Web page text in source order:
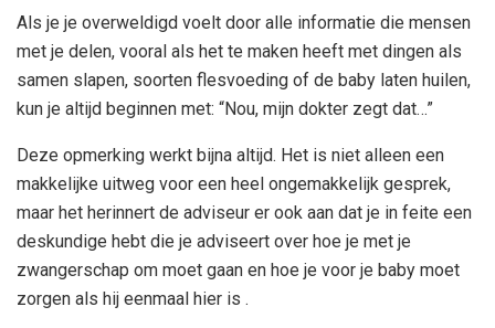
Als je je overweldigd voelt door alle informatie die mensen
met je delen, vooral als het te maken heeft met dingen als
samen slapen, soorten flesvoeding of de baby laten huilen,
kun je altijd beginnen met: “Nou, mijn dokter zegt dat…”
Deze opmerking werkt bijna altijd. Het is niet alleen een
makkelijke uitweg voor een heel ongemakkelijk gesprek,
maar het herinnert de adviseur er ook aan dat je in feite een
deskundige hebt die je adviseert over hoe je met je
zwangerschap om moet gaan en hoe je voor je baby moet
zorgen als hij eenmaal hier is .